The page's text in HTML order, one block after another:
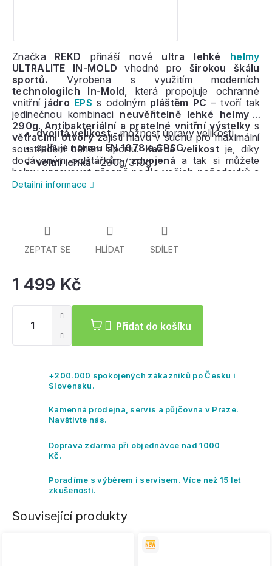
1 499 Kč
Přidat do košíku
Značka REKD přináší nové ultra lehké helmy
ULTRALITE IN-MOLD vhodné pro širokou škálu
sportů. Vyrobena s využitím moderních
technologiích In-Mold, která propojuje ochranné
vnitřníjádro EPS s odolným pláštěm PC – tvoří tak
jedinečnou kombinaci neuvěřitelně lehké helmy -
290g. Antibakteriální a pratelné vnitřní výstelky s
větracími otvoryzajistí hlavu v suchu pro maximální
soustředění během sportu.Každá velikostje, díky
dodávaným polštářkům,zdvojená a tak si můžete
helmu upravovat přesně podle vašich požadavků a
helma tak může s uživatelem růst a
bezpečnosti. P
olstrování této sportovní helmy je
antibakteriální, vyjímatelné a pratelné.
dvojitá velikost- možnost úpravy velikosti
splňuje normu EN 1078 a CPSC
velmi lehká - 290g/310g
Detailní informace
ZEPTAT SE HLÍDAT SDÍLET
+200.000 spokojených zákazníků po Česku i
Slovensku.
Kamenná prodejna, servis a půjčovna v Praze.
Navštivte nás.
Doprava zdarma při objednávce nad 1000
Kč.
Poradíme s výběrem i servisem. Více než 15 let
zkušeností.
Související produkty